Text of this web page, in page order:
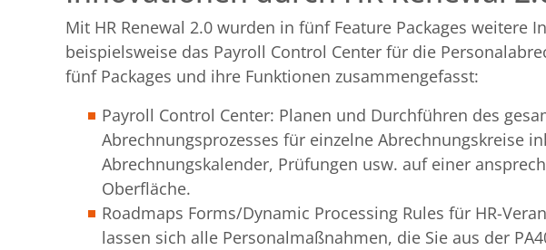
Mit HR Renewal 2.0 wurden in fünf Feature Packages
beispielsweise das Payroll Control Center für die
fünf Packages und ihre Funktionen zusammengefasst:
Payroll Control Center: Planen und Durchführen des
Abrechnungsprozesses für einzelne Abrechnungskreise
Abrechnungskalender, Prüfungen usw. auf einer
Oberfläche.
Roadmaps Forms/Dynamic Processing Rules für HR-
lassen sich alle Personalmaßnahmen, die Sie aus der